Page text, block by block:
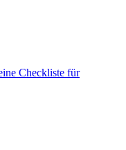
Checkliste für